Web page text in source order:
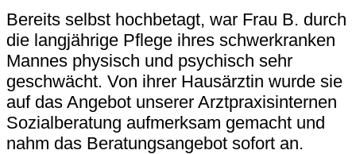
Bereits selbst hochbetagt, war Frau B. durch
die langjährige Pflege ihres schwerkranken
Mannes physisch und psychisch sehr
geschwächt. Von ihrer Hausärztin wurde sie
auf das Angebot unserer Arztpraxisinternen
Sozialberatung aufmerksam gemacht und
nahm das Beratungsangebot sofort an.